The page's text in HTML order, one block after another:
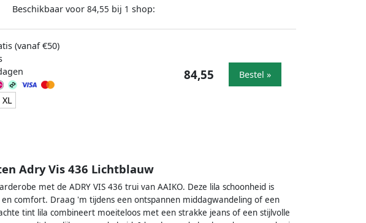
Beschikbaar voor 84,55 bij 1 shop:
(vanaf €50)
XL
84,55 Bestel »
Adry Vis 436 Lichtblauw
met de ADRY VIS 436 trui van AAIKO. Deze lila schoonheid is
comfort. Draag 'm tijdens een ontspannen middagwandeling of een
tint lila combineert moeiteloos met een strakke jeans of een stijlvolle